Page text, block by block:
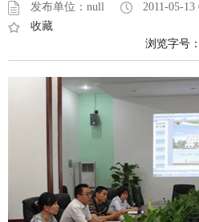
发布单位：null 2011-05-13
收藏
浏览字号：